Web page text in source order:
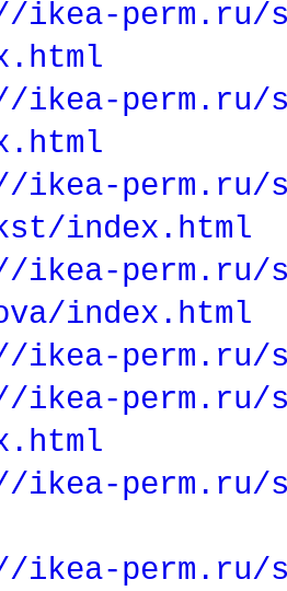
perm.ru/
ikea-
perm.ru/
index.html
perm.ru/
index.html
ikea-perm.ru/
ikea-perm.ru/
perm.ru/
perm.ru/